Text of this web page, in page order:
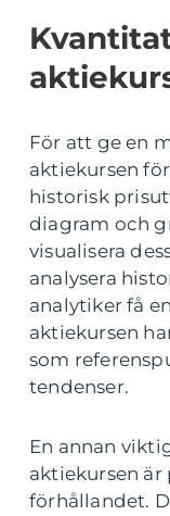
För att ge en
aktiekursen
historisk
diagram och
visualisera
analysera
analytiker få
aktiekursen
som
tendenser.
En annan
aktiekursen är
förhållandet.